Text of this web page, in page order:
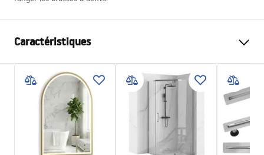
Caractéristiques
Blanc
Matériel
Verre mat, Métal
Méthode de montage
À visser
Largeur
mm
Hauteur
95